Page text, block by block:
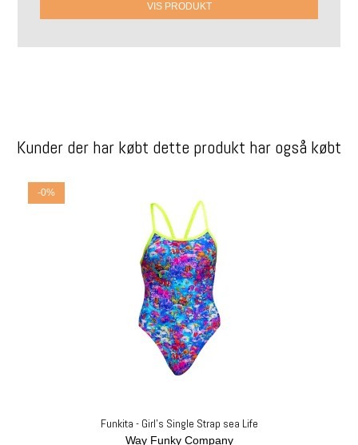
VIS PRODUKT
Kunder der har købt dette produkt har også købt
-0%
Funkita - Girl's Single Strap sea Life
Way Funky Company